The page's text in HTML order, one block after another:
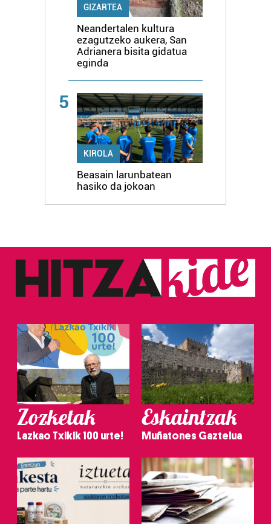
GIZARTEA
Neandertalen kultura
ezagutzeko aukera, San
Adrianera bisita gidatua
eginda
5
KIROLA
Beasain larunbatean
hasiko da jokoan
Zozketak
Lazkao Txikik 100 urte!
Eskaintzak
Muñatones Gaztelua